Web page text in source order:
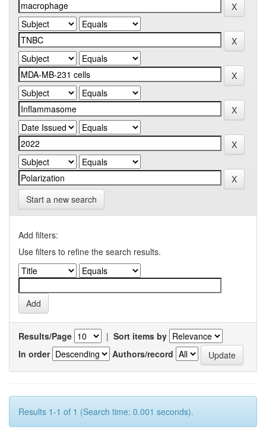
Start a new search
Add filters:
Use filters to refine the search results.
Results/Page | Sort items by
In order
Authors/record
Results 1-1 of 1 (Search time: 0.001 seconds).